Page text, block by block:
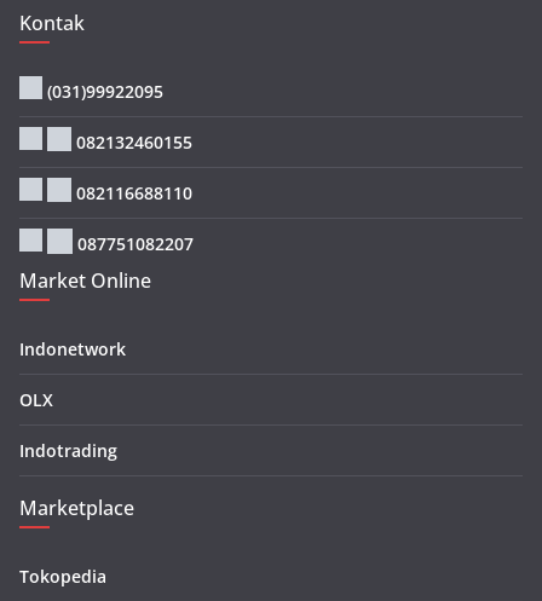
Kontak
(031)99922095
082132460155
082116688110
087751082207
Market Online
Indonetwork
OLX
Indotrading
Marketplace
Tokopedia